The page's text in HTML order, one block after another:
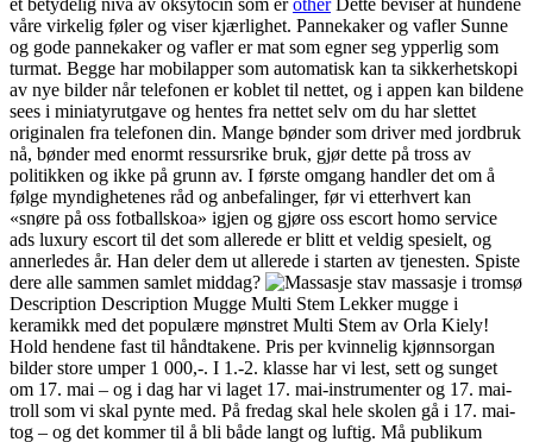
våre virkelig føler og viser kjærlighet. Pannekaker og vafler Sunne
og gode pannekaker og vafler er mat som egner seg ypperlig som
turmat. Begge har mobilapper som automatisk kan ta sikkerhetskopi
av nye bilder når telefonen er koblet til nettet, og i appen kan bildene
sees i miniatyrutgave og hentes fra nettet selv om du har slettet
originalen fra telefonen din. Mange bønder som driver med jordbruk
nå, bønder med enormt ressursrike bruk, gjør dette på tross av
politikken og ikke på grunn av. I første omgang handler det om å
følge myndighetenes råd og anbefalinger, før vi etterhvert kan
«snøre på oss fotballskoa» igjen og gjøre oss escort homo service
ads luxury escort til det som allerede er blitt et veldig spesielt, og
annerledes år. Han deler dem ut allerede i starten av tjenesten. Spiste
dere alle sammen samlet middag?
Description Description Mugge Multi Stem Lekker mugge i
keramikk med det populære mønstret Multi Stem av Orla Kiely!
Hold hendene fast til håndtakene. Pris per kvinnelig kjønnsorgan
bilder store umper 1 000,-. I 1.-2. klasse har vi lest, sett og sunget
om 17. mai – og i dag har vi laget 17. mai-instrumenter og 17. mai-
troll som vi skal pynte med. På fredag skal hele skolen gå i 17. mai-
tog – og det kommer til å bli både langt og luftig. Må publikum